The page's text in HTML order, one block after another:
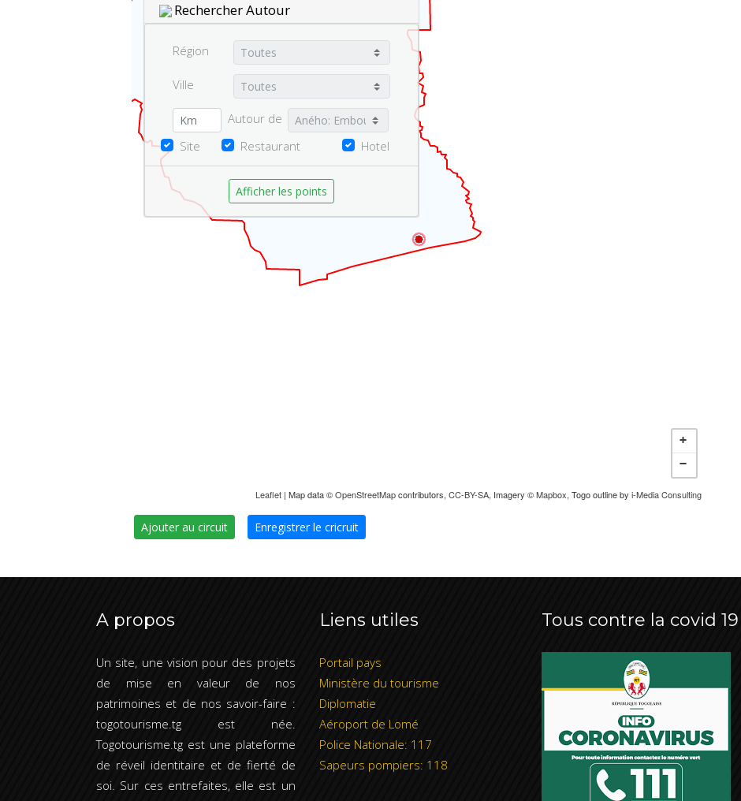
Rechercher Autour
Région
Ville
Autour de
Site
Restaurant Hotel
Afficher les points
Leaflet| Map data ©OpenStreetMapcontributors, CC-BY-SA, Imagery ©Mapbox, Togo outline by i-Media Consulting
Ajouter au circuit Enregistrer le cricruit
A propos
Un site, une vision pour des projets
de mise en valeur de nos
patrimoines et de nos savoir-faire :
togotourisme.tg est née.
Togotourisme.tg est une plateforme
de réveil identitaire et de fierté de
soi. Sur ces entrefaites, elle est un
Liens utiles
Portail pays
Ministère du tourisme
Diplomatie
Aéroport de Lomé
Police Nationale: 117
Sapeurs pompiers: 118
Tous contre la covid 19